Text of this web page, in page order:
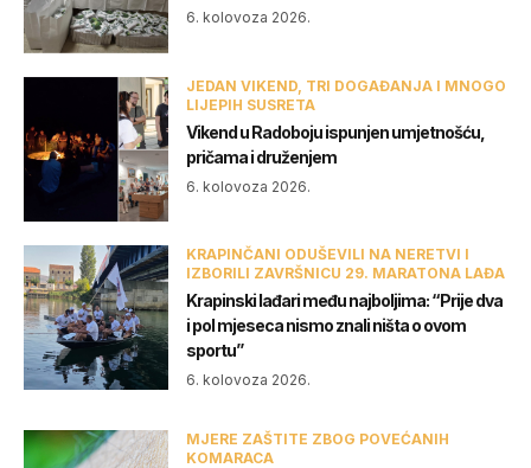
6. kolovoza 2026.
JEDAN VIKEND, TRI DOGAĐANJA I MNOGO
LIJEPIH SUSRETA
Vikend u Radoboju ispunjen umjetnošću,
pričama i druženjem
6. kolovoza 2026.
KRAPINČANI ODUŠEVILI NA NERETVI I
IZBORILI ZAVRŠNICU 29. MARATONA LAĐA
Krapinski lađari među najboljima: “Prije dva
i pol mjeseca nismo znali ništa o ovom
sportu”
6. kolovoza 2026.
MJERE ZAŠTITE ZBOG POVEĆANIH
KOMARACA